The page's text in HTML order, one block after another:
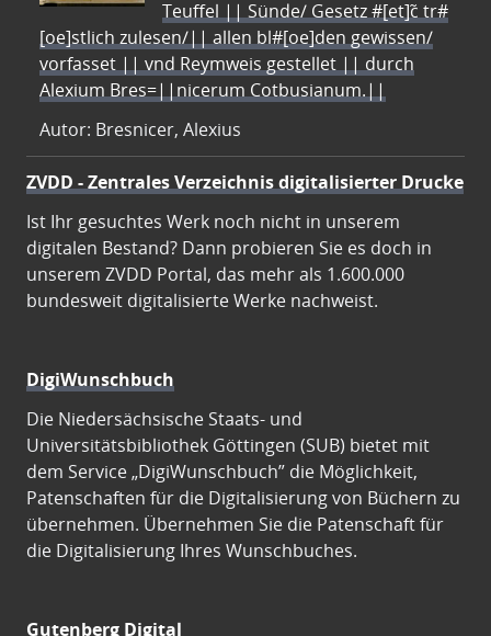
Teuffel || Sünde/ Gesetz #[et]c̃ tr#
[oe]stlich zulesen/|| allen bl#[oe]den gewissen/
vorfasset || vnd Reymweis gestellet || durch
Alexium Bres=||nicerum Cotbusianum.||
Autor: Bresnicer, Alexius
ZVDD - Zentrales Verzeichnis digitalisierter Drucke
Ist Ihr gesuchtes Werk noch nicht in unserem
digitalen Bestand? Dann probieren Sie es doch in
unserem ZVDD Portal, das mehr als 1.600.000
bundesweit digitalisierte Werke nachweist.
DigiWunschbuch
Die Niedersächsische Staats- und
Universitätsbibliothek Göttingen (SUB) bietet mit
dem Service „DigiWunschbuch” die Möglichkeit,
Patenschaften für die Digitalisierung von Büchern zu
übernehmen. Übernehmen Sie die Patenschaft für
die Digitalisierung Ihres Wunschbuches.
Gutenberg Digital